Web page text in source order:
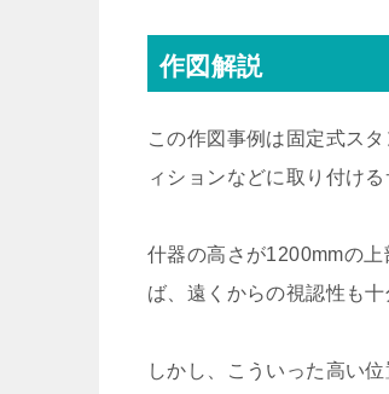
作図解説
この作図事例は固定式ス
ィションなどに取り付け
什器の高さが1200mmの
ば、遠くからの視認性も十
しかし、こういった高い